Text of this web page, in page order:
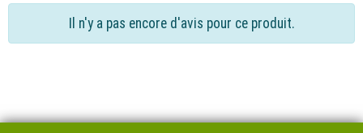
Il n'y a pas encore d'avis pour ce produit.